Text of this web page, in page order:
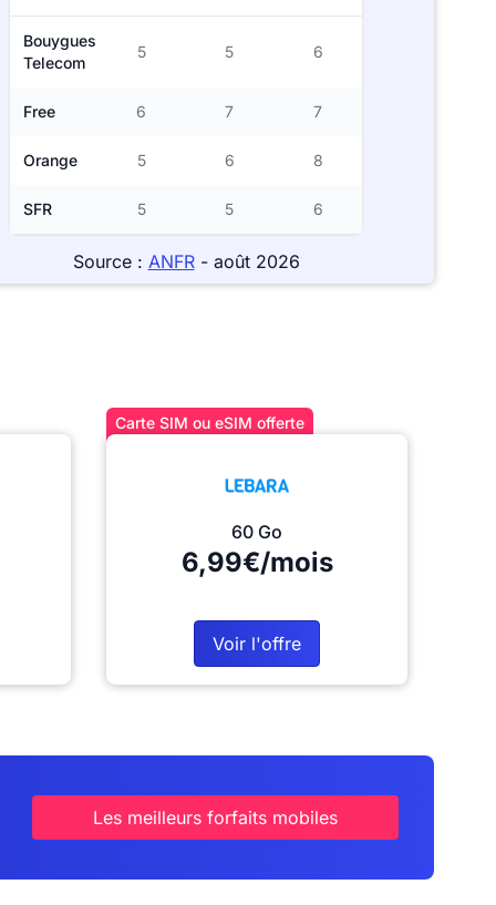
Bouygues
Telecom
5 5 6
Free 6 7 7
Orange 5 6 8
SFR 5 5 6
Source : ANFR- août 2026
Carte SIM ou eSIM offerte
60 Go
6,99€/mois
Voir l'offre
Les meilleurs forfaits mobiles